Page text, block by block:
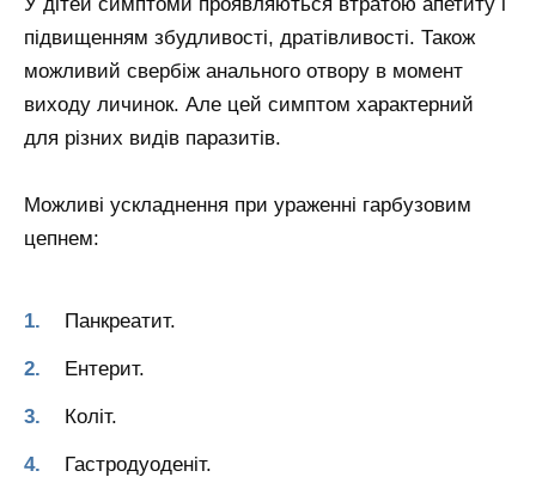
підвищенням збудливості, дратівливості. Також
можливий свербіж анального отвору в момент
виходу личинок. Але цей симптом характерний
для різних видів паразитів.
Можливі ускладнення при ураженні гарбузовим
цепнем:
Панкреатит.
Ентерит.
Коліт.
Гастродуоденіт.